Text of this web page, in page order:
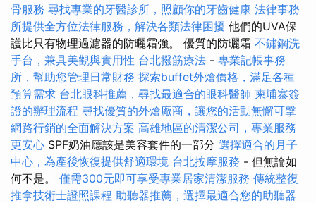
骨服務 尋找專業的牙醫診所，照顧你的牙齒健康 法律事務
所提供全方位法律服務，解決各類法律困擾 他們的UVA保
護比只有物理過濾器的防曬霜強。 優質的防曬霜 不鏽鋼洗
手台，兼具美觀與實用性 台北撥筋療法 - 專業記帳事務
所，幫助您管理日常財務 探索buffet外燴價格，滿足各種
預算需求 台北眼科推薦，尋找最適合的眼科醫師 柬埔寨簽
證的辦理流程 尋找優質的外燴廠商，讓您的活動無懈可擊
網路行銷的全面解決方案 高雄地區的清潔公司，專業服務
更安心 SPF奶油應該是美容套件的一部分 選擇適合的月子
中心，為產後恢復提供舒適環境 台北按摩服務 - 但無論如
何不是。 僅需300元即可享受專業居家清潔服務 傳統整復
推拿技術士證照課程 助聽器推薦，選擇最適合您的助聽器